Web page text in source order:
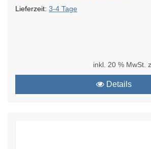
Lieferzeit: 3-4 Tage
inkl. 20 % MwSt.
Details